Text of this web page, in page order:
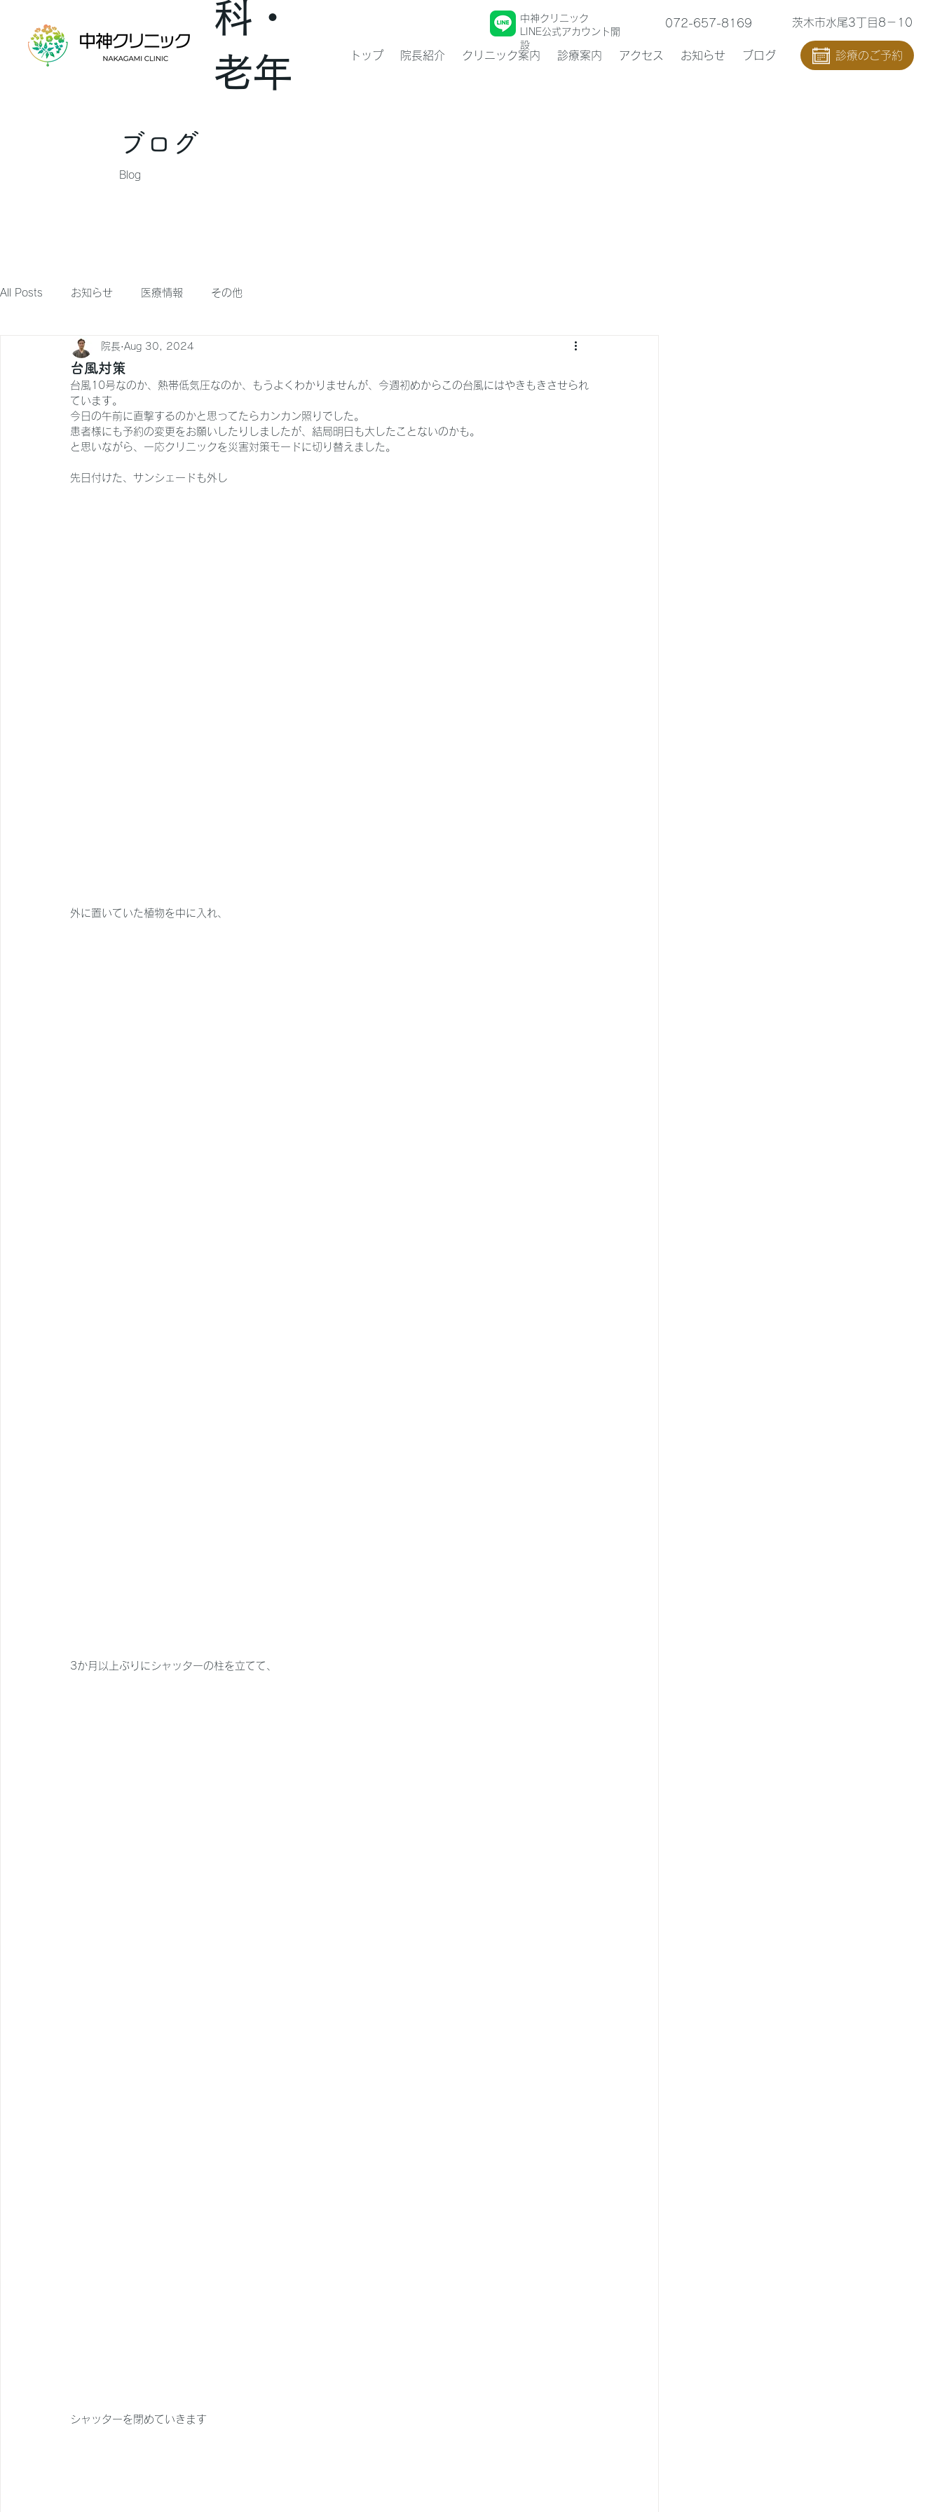
科・
老年
中神クリニック
LINE公式アカウント開
設
072-657-8169 茨木市水尾3丁目8－10
トップ 院長紹介 クリニック案内 診療案内 アクセス お知らせ ブログ 診療のご予約
All Posts お知らせ 医療情報 その他
台風対策
院長 Aug 30, 2024
台風10号なのか、熱帯低気圧なのか、もうよくわかりませんが、今週初めからこの台風にはやきもきさせられ
ています。
今日の午前に直撃するのかと思ってたらカンカン照りでした。
患者様にも予約の変更をお願いしたりしましたが、結局明日も大したことないのかも。
と思いながら、一応クリニックを災害対策モードに切り替えました。
先日付けた、サンシェードも外し
外に置いていた植物を中に入れ、
3か月以上ぶりにシャッターの柱を立てて、
シャッターを閉めていきます
ブログ
Blog